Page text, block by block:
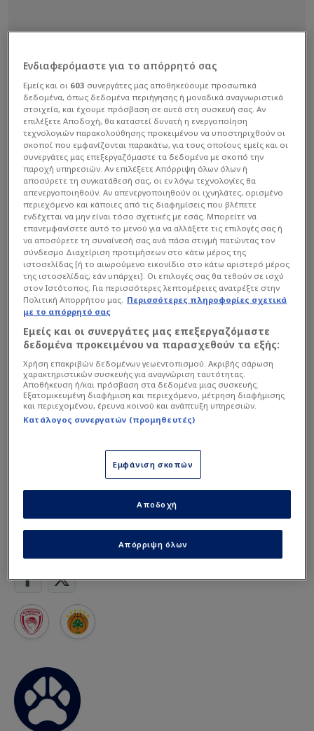
Basket League
Δημήτρης Γιαννακόπουλος
Ενδιαφερόμαστε για το απόρρητό σας
Εμείς και οι 603 συνεργάτες μας αποθηκεύουμε προσωπικά
δεδομένα, όπως δεδομένα περιήγησης ή μοναδικά αναγνωριστικά
στοιχεία, και έχουμε πρόσβαση σε αυτά στη συσκευή σας. Αν
επιλέξετε Αποδοχή, θα καταστεί δυνατή η ενεργοποίηση
τεχνολογιών παρακολούθησης προκειμένου να υποστηριχθούν οι
σκοποί που εμφανίζονται παρακάτω, για τους οποίους εμείς και οι
συνεργάτες μας επεξεργαζόμαστε τα δεδομένα με σκοπό την
παροχή υπηρεσιών. Αν επιλέξετε Απόρριψη όλων όλων ή
αποσύρετε τη συγκατάθεσή σας, οι εν λόγω τεχνολογίες θα
απενεργοποιηθούν. Αν απενεργοποιηθούν οι ιχνηλάτες, ορισμένο
περιεχόμενο και κάποιες από τις διαφημίσεις που βλέπετε
ενδέχεται να μην είναι τόσο σχετικές με εσάς. Μπορείτε να
επανεμφανίσετε αυτό το μενού για να αλλάξετε τις επιλογές σας ή
να αποσύρετε τη συναίνεσή σας ανά πάσα στιγμή πατώντας τον
σύνδεσμο Διαχείριση προτιμήσεων στο κάτω μέρος της
ιστοσελίδας [ή το αιωρούμενο εικονίδιο στο κάτω αριστερό μέρος
της ιστοσελίδας, εάν υπάρχει]. Οι επιλογές σας θα τεθούν σε ισχύ
στον Ιστότοπος. Για περισσότερες λεπτομέρειες ανατρέξτε στην
Πολιτική Απορρήτου μας. Περισσότερες πληροφορίες σχετικά
με το απόρρητό σας
Εμείς και οι συνεργάτες μας επεξεργαζόμαστε
δεδομένα προκειμένου να παρασχεθούν τα εξής:
Χρήση επακριβών δεδομένων γεωεντοπισμού. Ακριβής σάρωση
χαρακτηριστικών συσκευής για αναγνώριση ταυτότητας.
Αποθήκευση ή/και πρόσβαση στα δεδομένα μιας συσκευής.
Εξατομικευμένη διαφήμιση και περιεχόμενο, μέτρηση διαφήμισης
και περιεχομένου, έρευνα κοινού και ανάπτυξη υπηρεσιών.
Κατάλογος συνεργατών (προμηθευτές)
Εμφάνιση σκοπών
Απόρριψη όλων
Αποδοχή